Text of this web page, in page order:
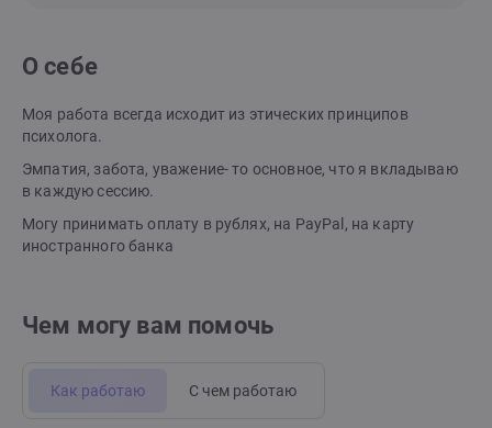
О себе
Моя работа всегда исходит из этических принципов
психолога.
Эмпатия, забота, уважение- то основное, что я вкладываю
в каждую сессию.
Могу принимать оплату в рублях, на PayPal, на карту
иностранного банка
Чем могу вам помочь
Как работаю С чем работаю